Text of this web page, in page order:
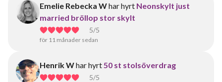
Emelie Rebecka Whar hyrt Neonskylt just
married bröllop stor skylt
5/5
för 11 månader sedan
Henrik Whar hyrt50 st stolsöverdrag
5/5